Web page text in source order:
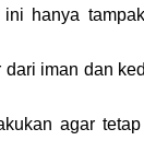
hanya
iman dan
agar